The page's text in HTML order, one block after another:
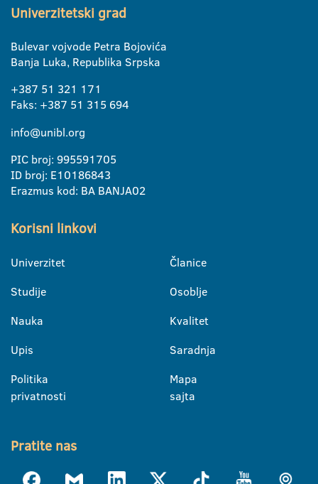
Univerzitetski grad
Bulevar vojvode Petra Bojovića
Banja Luka, Republika Srpska
+387 51 321 171
Faks: +387 51 315 694
info@unibl.org
PIC broj: 995591705
ID broj: E10186843
Erazmus kod: BA BANJA02
Korisni linkovi
Univerzitet
Studije
Nauka
Upis
Politika
privatnosti
Članice
Osoblje
Kvalitet
Saradnja
Mapa
sajta
Pratite nas